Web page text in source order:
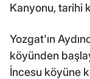
Kanyonu, tarihi
Yozgat'ın
köyünden
İncesu köyüne